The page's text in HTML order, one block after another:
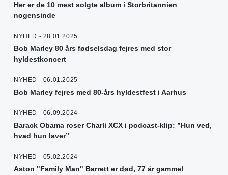
Her er de 10 mest solgte album i Storbritannien
nogensinde
NYHED - 28.01.2025
Bob Marley 80 års fødselsdag fejres med stor
hyldestkoncert
NYHED - 06.01.2025
Bob Marley fejres med 80-års hyldestfest i Aarhus
NYHED - 06.09.2024
Barack Obama roser Charli XCX i podcast-klip: ”Hun ved,
hvad hun laver”
NYHED - 05.02.2024
Aston "Family Man" Barrett er død, 77 år gammel